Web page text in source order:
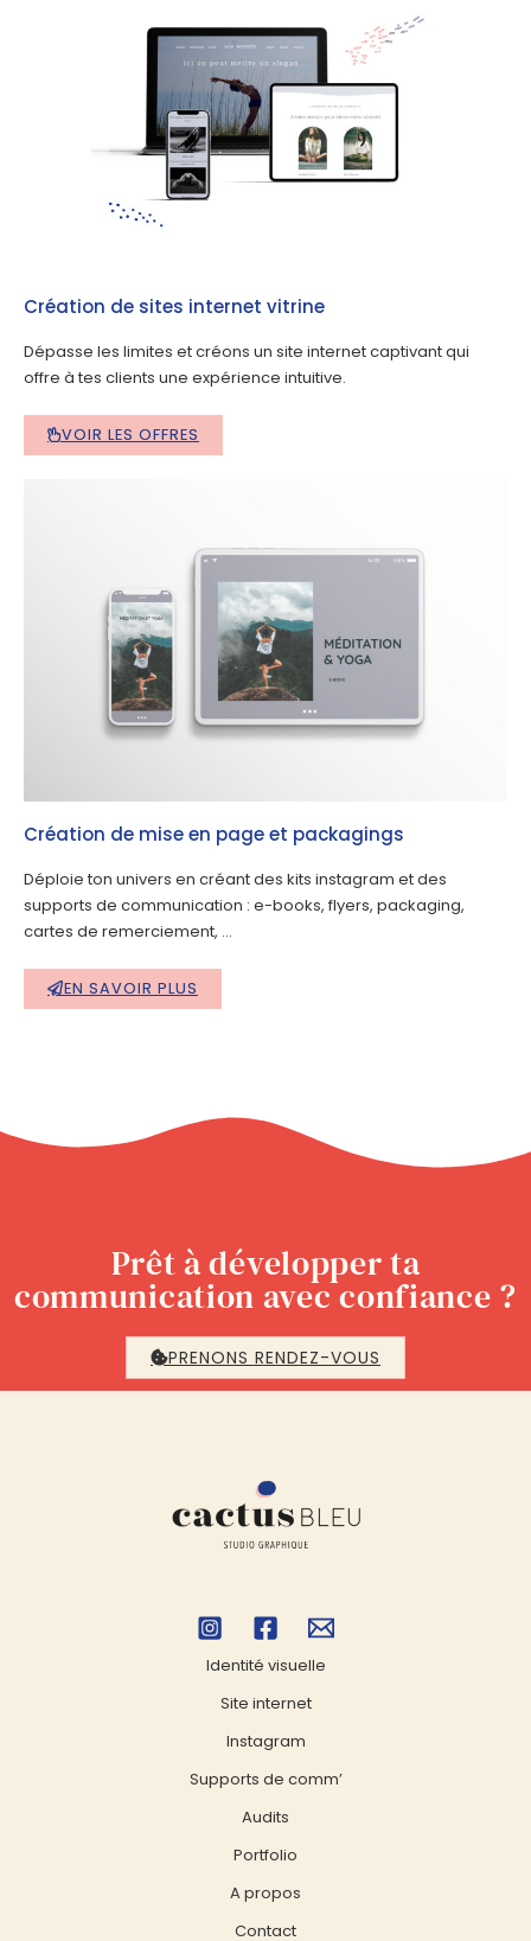
Création de sites internet vitrine
Dépasse les limites et créons un site internet captivant qui
offre à tes clients une expérience intuitive.
VOIR LES OFFRES
Création de mise en page et packagings
Déploie ton univers en créant des kits instagram et des
supports de communication : e-books, flyers, packaging,
cartes de remerciement, …
EN SAVOIR PLUS
Prêt à développer ta
communication avec confiance ?
PRENONS RENDEZ-VOUS
Identité visuelle
Site internet
Instagram
Supports de comm’
Audits
Portfolio
A propos
Contact